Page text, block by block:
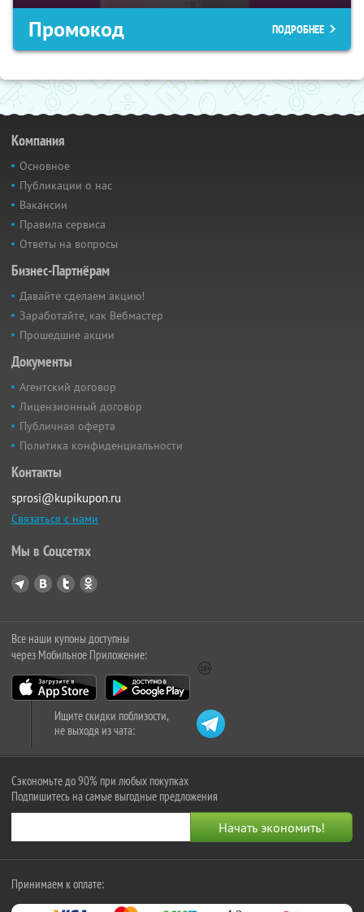
Промокод ПОДРОБНЕЕ
Компания
Основное
Публикации о нас
Вакансии
Правила сервиса
Ответы на вопросы
Бизнес-Партнёрам
Давайте сделаем акцию!
Заработайте, как Вебмастер
Прошедшие акции
Документы
Агентский договор
Лицензионный договор
Публичная оферта
Политика конфиденциальности
Контакты
sprosi@kupikupon.ru
Связаться с нами
Мы в Соцсетях
Все наши купоны доступны
через Мобильное Приложение:
Ищите скидки поблизости,
не выходя из чата:
Сэкономьте до 90% при любых покупках
Подпишитесь на самые выгодные предложения
Принимаем к оплате: